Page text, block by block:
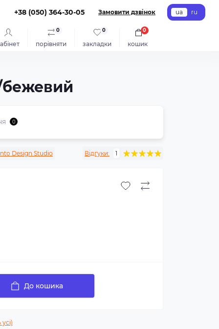
+38 (050) 364-30-05 Замовити дзвінок ua ru
порівняти
0
закладки
0
кошик
0
бежевий
0
Design Studio Відгуки: 1
До кошика